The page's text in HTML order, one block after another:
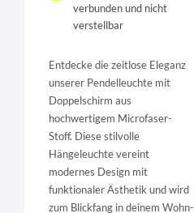
verbunden und nicht
verstellbar
Entdecke die zeitlose Eleganz
unserer Pendelleuchte mit
Doppelschirm aus
hochwertigem Microfaser-
Stoff. Diese stilvolle
Hängeleuchte vereint
modernes Design mit
funktionaler Ästhetik und wird
zum Blickfang in deinem Wohn-